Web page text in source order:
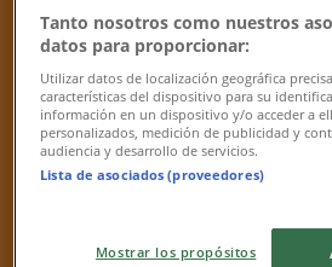
Rock Point
Ve Vaňkovce 1, Brno
1000 m
Tanto nosotros como nuestros
datos para proporcionar:
Utilizar datos de localización geográfica
características del dispositivo para su
información en un dispositivo y/o acceder a
personalizados, medición de publicidad y
audiencia y desarrollo de servicios.
Lista de asociados (proveedores)
Mostrar los propósitos